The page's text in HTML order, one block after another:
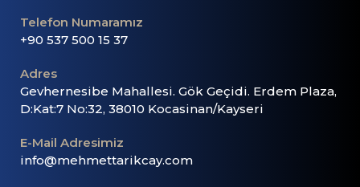
Telefon Numaramız
+90 537 500 15 37
Adres
Gevhernesibe Mahallesi. Gök Geçidi. Erdem Plaza,
D:Kat:7 No:32, 38010 Kocasinan/Kayseri
E-Mail Adresimiz
info@mehmettarikcay.com